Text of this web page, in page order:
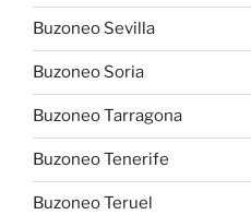
Buzoneo Sevilla
Buzoneo Soria
Buzoneo Tarragona
Buzoneo Tenerife
Buzoneo Teruel